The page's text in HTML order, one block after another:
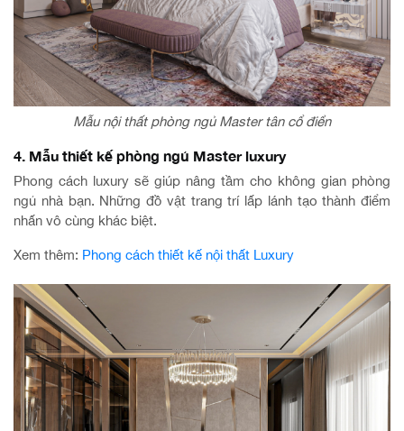
Mẫu nội thất phòng ngủ Master tân cổ điển
4. Mẫu thiết kế phòng ngủ Master luxury
Phong cách luxury sẽ giúp nâng tầm cho không gian phòng
ngủ nhà bạn. Những đồ vật trang trí lấp lánh tạo thành điểm
nhấn vô cùng khác biệt.
Xem thêm: Phong cách thiết kế nội thất Luxury